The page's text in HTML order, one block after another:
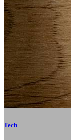
Tech